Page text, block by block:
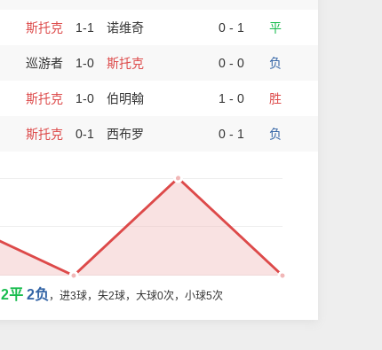
斯托克 1-1 诺维奇 0 - 1 平
巡游者 1-0 斯托克 0 - 0 负
斯托克 1-0 伯明翰 1 - 0 胜
斯托克 0-1 西布罗 0 - 1 负
2平 2负 ，进3球，失2球，大球0次，小球5次